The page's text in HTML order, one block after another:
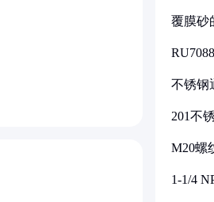
覆膜砂
不锈钢
201不
M20螺
1-1/4